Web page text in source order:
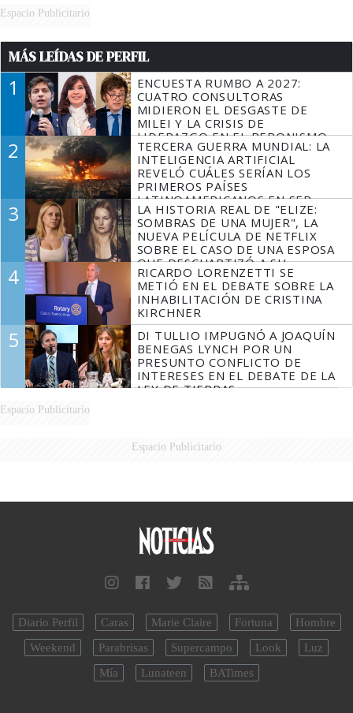
Espacio Publicitario
MÁS LEÍDAS DE PERFIL
1
ENCUESTA RUMBO A 2027:
CUATRO CONSULTORAS
MIDIERON EL DESGASTE DE
MILEI Y LA CRISIS DE
LIDERAZGO EN EL PERONISMO
2
TERCERA GUERRA MUNDIAL: LA
INTELIGENCIA ARTIFICIAL
REVELÓ CUÁLES SERÍAN LOS
PRIMEROS PAÍSES
LATINOAMERICANOS EN SER
DERROTADOS
3
LA HISTORIA REAL DE "ELIZE:
SOMBRAS DE UNA MUJER", LA
NUEVA PELÍCULA DE NETFLIX
SOBRE EL CASO DE UNA ESPOSA
QUE DESCUARTIZÓ A SU
MARIDO
4
RICARDO LORENZETTI SE
METIÓ EN EL DEBATE SOBRE LA
INHABILITACIÓN DE CRISTINA
KIRCHNER
5
DI TULLIO IMPUGNÓ A JOAQUÍN
BENEGAS LYNCH POR UN
PRESUNTO CONFLICTO DE
INTERESES EN EL DEBATE DE LA
LEY DE TIERRAS
Espacio Publicitario
Espacio Publicitario
Diario Perfil Caras Marie Claire Fortuna
Hombre
Weekend
Parabrisas Supercampo Look
Luz
Mía
Lunateen BATimes